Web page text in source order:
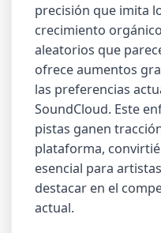
precisión que imita
crecimiento
aleatorios que
ofrece aumentos
las preferencias
SoundCloud. Este
pistas ganen
plataforma,
esencial para
destacar en el
actual.